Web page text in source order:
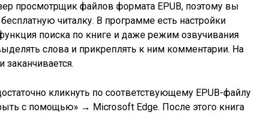
просмотрщик файлов формата EPUB, поэтому вы
читалку. В программе есть настройки
поиска по книге и даже режим озвучивания
слова и прикреплять к ним комментарии. На
заканчивается.
кликнуть по соответствующему EPUB-файлу
с помощью» → Microsoft Edge. После этого книга